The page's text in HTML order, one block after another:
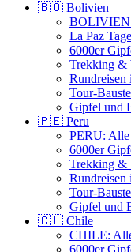
🇧🇴 Bolivien
La Paz
6000er
Trekking &
Tour-
Gipfel und
🇵🇪 Peru
PERU: Alle
6000er
Trekking &
Rundreisen
Tour-
Gipfel und
🇨🇱 Chile
CHILE:
6000er